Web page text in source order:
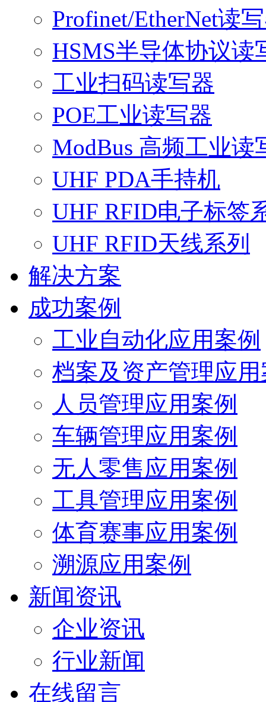
Profinet/EtherNet读
HSMS半导体协议读
工业扫码读写器
POE工业读写器
ModBus 高频工业读
UHF PDA手持机
UHF RFID电子标签
UHF RFID天线系列
解决方案
成功案例
工业自动化应用案例
档案及资产管理应
人员管理应用案例
车辆管理应用案例
无人零售应用案例
工具管理应用案例
体育赛事应用案例
溯源应用案例
新闻资讯
企业资讯
行业新闻
在线留言